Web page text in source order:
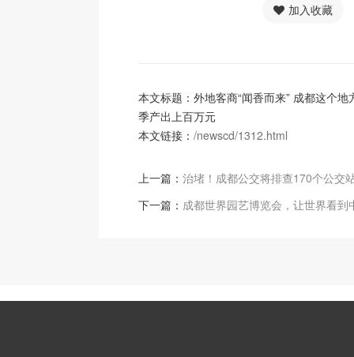
加入收藏
本文标题：外地客商“闻香而来” 成都这个地
季产出上百万元
本文链接： /newscd/1312.html
上一篇： 治堵！成都公交将排查170个公交
下一篇： 成都世界园艺博览会，让世界看到